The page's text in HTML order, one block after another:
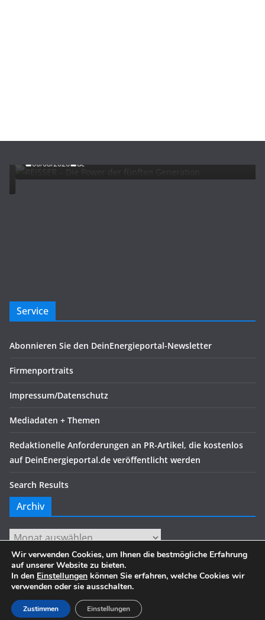
REISSER – Die Power der fünften Generation
06/08/2026 dc
Service
Abonnieren Sie den DeinEnergieportal-Newsletter
Firmenportraits
Impressum/Datenschutz
Mediadaten + Themen
Redaktionelle Anforderungen an PR-Artikel, die kostenlos
auf DeinEnergieportal.de veröffentlicht werden
Search Results
Archiv
Archiv
Copyright © 2026. Alle Rechte vorbehalten.
Theme:ColorMag von ThemeGrill. Präsentiert von
Wir verwenden Cookies, um Ihnen die bestmögliche Erfahrung
auf unserer Website zu bieten.
In den Einstellungen können Sie erfahren, welche Cookies wir
verwenden oder sie ausschalten.
Zustimmen Einstellungen